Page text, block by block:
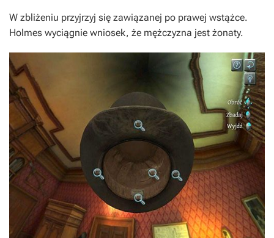
W zbliżeniu przyjrzyj się zawiązanej po prawej wstążce.
Holmes wyciągnie wniosek, że mężczyzna jest żonaty.